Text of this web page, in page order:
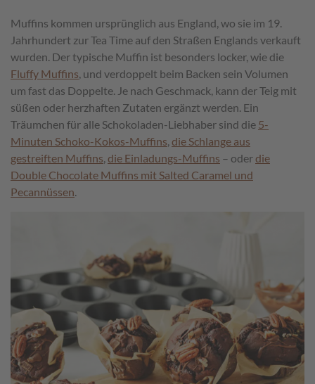
Muffins kommen ursprünglich aus England, wo sie im 19.
Jahrhundert zur Tea Time auf den Straßen Englands verkauft
wurden. Der typische Muffin ist besonders locker, wie die
Fluffy Muffins , und verdoppelt beim Backen sein Volumen
um fast das Doppelte. Je nach Geschmack, kann der Teig mit
süßen oder herzhaften Zutaten ergänzt werden. Ein
Träumchen für alle Schokoladen-Liebhaber sind die 5-
Minuten Schoko-Kokos-Muffins die Schlange aus
gestreiften Muffins die Einladungs-Muffins – oderdie
Double Chocolate Muffins mit Salted Caramel und
Pecannüssen